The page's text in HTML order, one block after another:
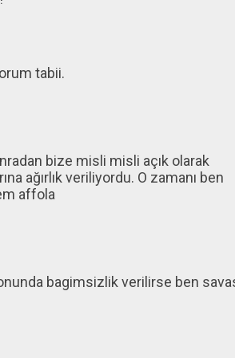
tabii.
bize misli misli açık olarak
ağırlık veriliyordu. O zamanı ben
affola
bagimsizlik verilirse ben